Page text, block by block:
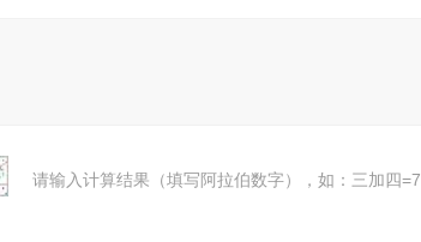
请输入计算结果（填写阿拉伯数字），如：三加四=7